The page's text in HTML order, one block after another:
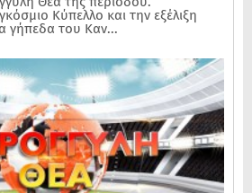
Κύπελλο και την εξέλιξη
γήπεδα του Καν...